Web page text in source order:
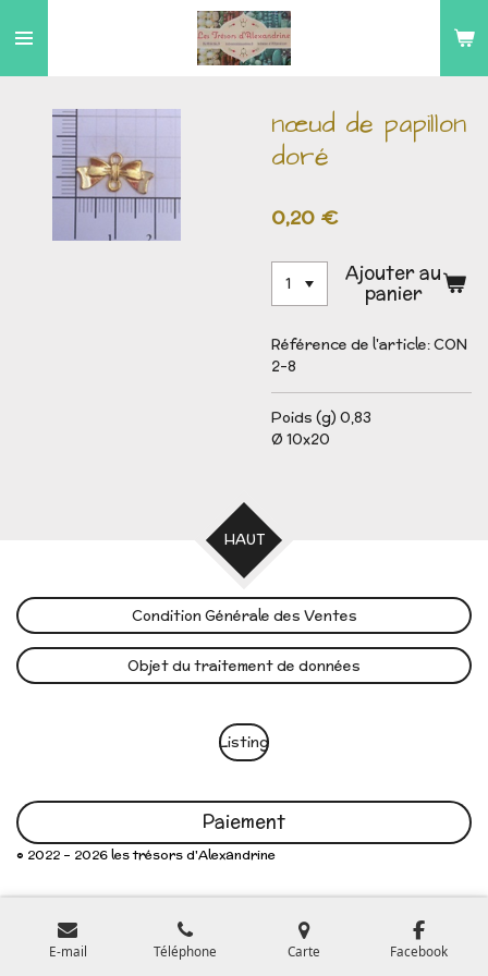
au
nœud de papillon
doré
0,20 €
Ajouter au
panier
Référence de l'article:CON
2-8
Poids (g) 0,83
Ø 10x20
HAUT
Condition Générale des Ventes
Objet du traitement de données
Listing
Paiement
© 2022 - 2026 les trésors d'Alexandrine
E-mail Téléphone Carte Facebook